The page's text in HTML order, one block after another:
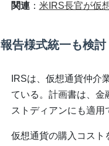
関連： 米IRS長官が仮
報告様式統一も検討
IRSは、仮想通貨仲介
ている。計画書は、金
ストディアンにも適用
仮想通貨の購入コスト